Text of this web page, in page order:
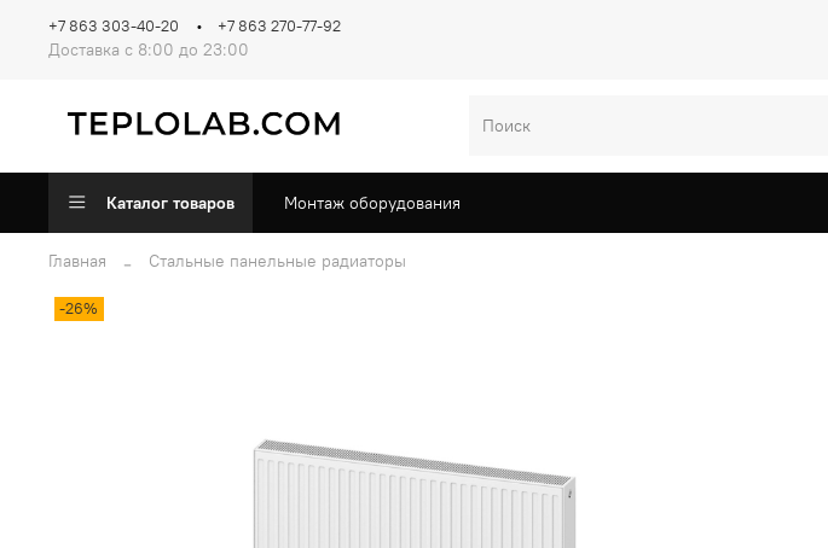
Доставка с 8:00 до 23:00
+7 863 303-40-20 +7 863 270-77-92
Каталог товаров Монтаж оборудования
Главная Стальные панельные радиаторы
-26%